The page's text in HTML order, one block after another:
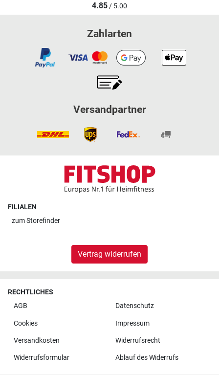
4.85/ 5.00
Zahlarten
Versandpartner
FILIALEN
zumStorefinder
Vertrag widerrufen
RECHTLICHES
AGB
Datenschutz
Cookies Impressum
Versandkosten Widerrufsrecht
Widerrufsformular Ablauf des Widerrufs